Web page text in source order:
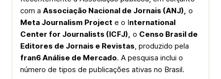
com a Associação Nacional de Jornais (ANJ), o
Meta Journalism Project e o International
Center for Journalists (ICFJ), o Censo Brasil de
Editores de Jornais e Revistas, produzido pela
fran6 Análise de Mercado. A pesquisa inclui o
número de tipos de publicações ativas no Brasil.